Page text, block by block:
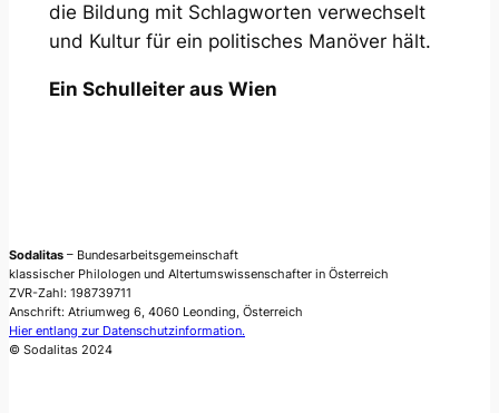
die Bildung mit Schlagworten verwechselt
und Kultur für ein politisches Manöver hält.
Ein Schulleiter aus Wien
Sodalitas – Bundesarbeitsgemeinschaft
klassischer Philologen und Altertumswissenschafter in Österreich
ZVR-Zahl: 198739711
Anschrift: Atriumweg 6, 4060 Leonding, Österreich
Hier entlang zur Datenschutzinformation.
© Sodalitas 2024